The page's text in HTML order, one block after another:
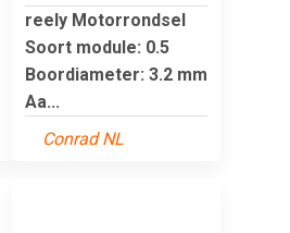
reely Motorrondsel
Soort module: 0.5
Boordiameter: 3.2 mm
Aa...
Conrad NL